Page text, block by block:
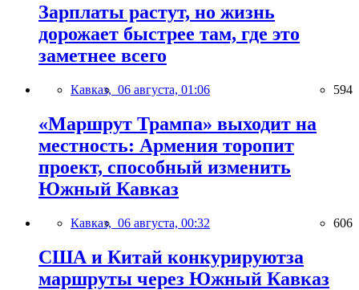
Зарплаты растут, но жизнь
дорожает быстрее там, где это
заметнее всего
Кавказ, 06 августа, 01:06 594
«Маршрут Трампа» выходит на
местность: Армения торопит
проект, способный изменить
Южный Кавказ
Кавказ, 06 августа, 00:32 606
США и Китай конкурируютза
маршруты через Южный Кавказ